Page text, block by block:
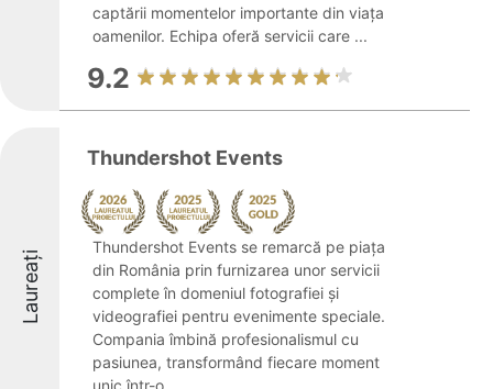
captării momentelor importante din viața
oamenilor. Echipa oferă servicii care ...
9.2
Laureați
Thundershot Events
Thundershot Events se remarcă pe piața
din România prin furnizarea unor servicii
complete în domeniul fotografiei și
videografiei pentru evenimente speciale.
Compania îmbină profesionalismul cu
pasiunea, transformând fiecare moment
unic într-o ...